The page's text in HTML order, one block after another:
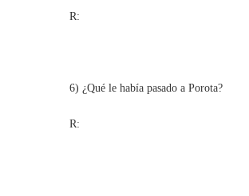
R:
6) ¿Qué le había pasado a Porota?
R: